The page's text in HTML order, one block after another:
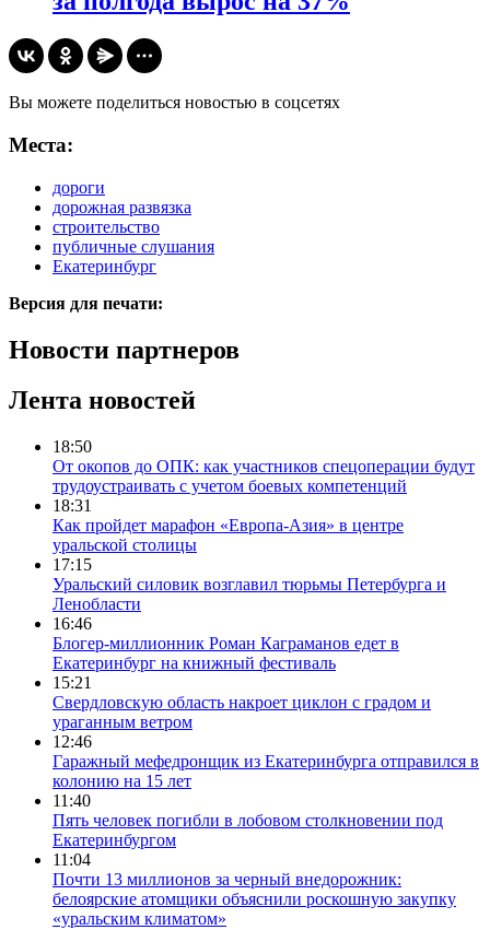
Вы можете поделиться новостью в соцсетях
Места:
дороги
дорожная развязка
строительство
публичные слушания
Екатеринбург
Версия для печати:
Новости партнеров
Лента новостей
18:50
От окопов до ОПК: как участников спецоперации будут
трудоустраивать с учетом боевых компетенций
18:31
Как пройдет марафон «Европа-Азия» в центре
уральской столицы
17:15
Уральский силовик возглавил тюрьмы Петербурга и
Ленобласти
16:46
Блогер-миллионник Роман Каграманов едет в
Екатеринбург на книжный фестиваль
15:21
Свердловскую область накроет циклон с градом и
ураганным ветром
12:46
Гаражный мефедронщик из Екатеринбурга отправился в
колонию на 15 лет
11:40
Пять человек погибли в лобовом столкновении под
Екатеринбургом
11:04
Почти 13 миллионов за черный внедорожник:
белоярские атомщики объяснили роскошную закупку
«уральским климатом»